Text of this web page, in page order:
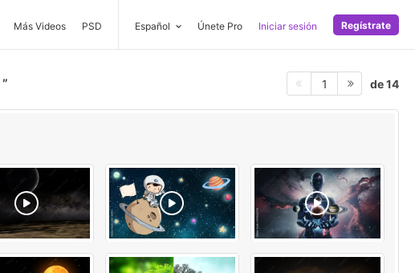
Más Videos PSD Español Únete Pro Iniciar sesión Regístrate
1 de 14